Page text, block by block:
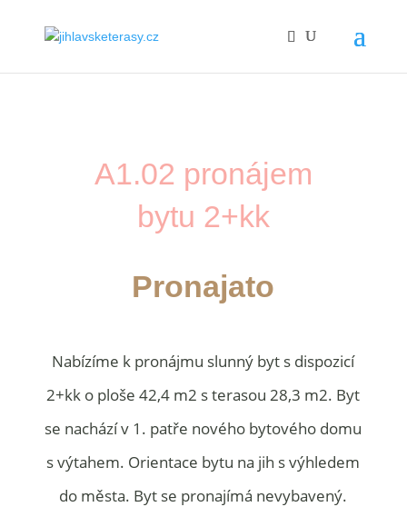
A1.02 pronájem
bytu 2+kk
Pronajato
Nabízíme k pronájmu slunný byt s dispozicí
2+kk o ploše 42,4 m2 s terasou 28,3 m2. Byt
se nachází v 1. patře nového bytového domu
s výtahem. Orientace bytu na jih s výhledem
do města. Byt se pronajímá nevybavený.